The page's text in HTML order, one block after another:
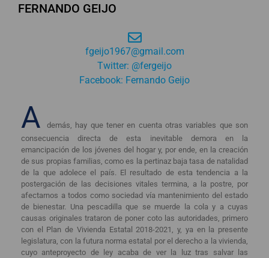
FERNANDO GEIJO
fgeijo1967@gmail.com
Twitter: @fergeijo
Facebook: Fernando Geijo
A
demás, hay que tener en cuenta otras variables que son
consecuencia directa de esta inevitable demora en la
emancipación de los jóvenes del hogar y, por ende, en la creación
de sus propias familias, como es la pertinaz baja tasa de natalidad
de la que adolece el país. El resultado de esta tendencia a la
postergación de las decisiones vitales termina, a la postre, por
afectarnos a todos como sociedad vía mantenimiento del estado
de bienestar. Una pescadilla que se muerde la cola y a cuyas
causas originales trataron de poner coto las autoridades, primero
con el Plan de Vivienda Estatal 2018-2021, y, ya en la presente
legislatura, con la futura norma estatal por el derecho a la vivienda,
cuyo anteproyecto de ley acaba de ver la luz tras salvar las